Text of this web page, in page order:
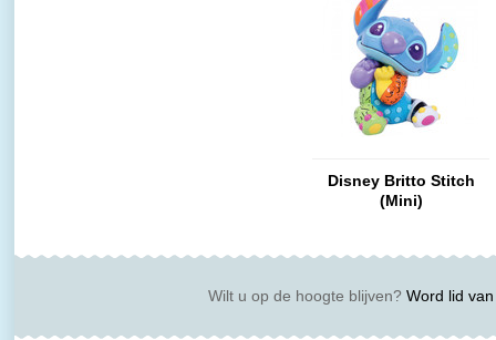
Disney Britto Stitch
(Mini)
Wilt u op de hoogte blijven?Word lid van